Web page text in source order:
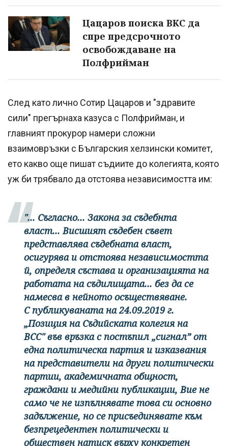
Цацаров поиска ВКС да
спре предсрочното
освобождаване на
Полфрийман
След като лично Сотир Цацаров и "здравите
сили" прегърнаха казуса с Полфрийман, и
главният прокурор намери сложни
взаимовръзки с Българския хелзински комитет,
ето какво още пишат съдиите до колегията, която
уж би трябвало да отстоява независимостта им:
"... Съгласно... Закона за съдебнта
власт... Висшият съдебен съвет
представлява съдебната власт,
осигурява и отстоява независимостта
й, определя състава и организацията на
работата на съдилищата... без да се
намесва в нейното осъществяване.
С публикуваната на 24.09.2019 г.
„Позиция на Съдийската колегия на
ВСС" във връзка с постъпил „сигнал” от
една политическа партия и изказвания
на представители на други политически
партии, академичната общност,
граждани и медийни публикации, Вие не
само че не изпълнявате това си основно
задължение, но се присъединявате към
безпрецедентен политически и
обществен натиск върху конкретен